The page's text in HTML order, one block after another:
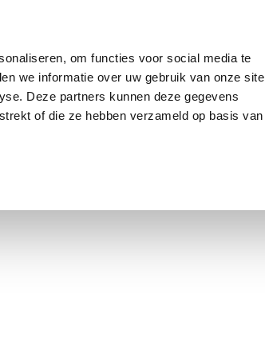
om functies voor social media te
we informatie over uw gebruik van onze site
Deze partners kunnen deze gegevens
of die ze hebben verzameld op basis van